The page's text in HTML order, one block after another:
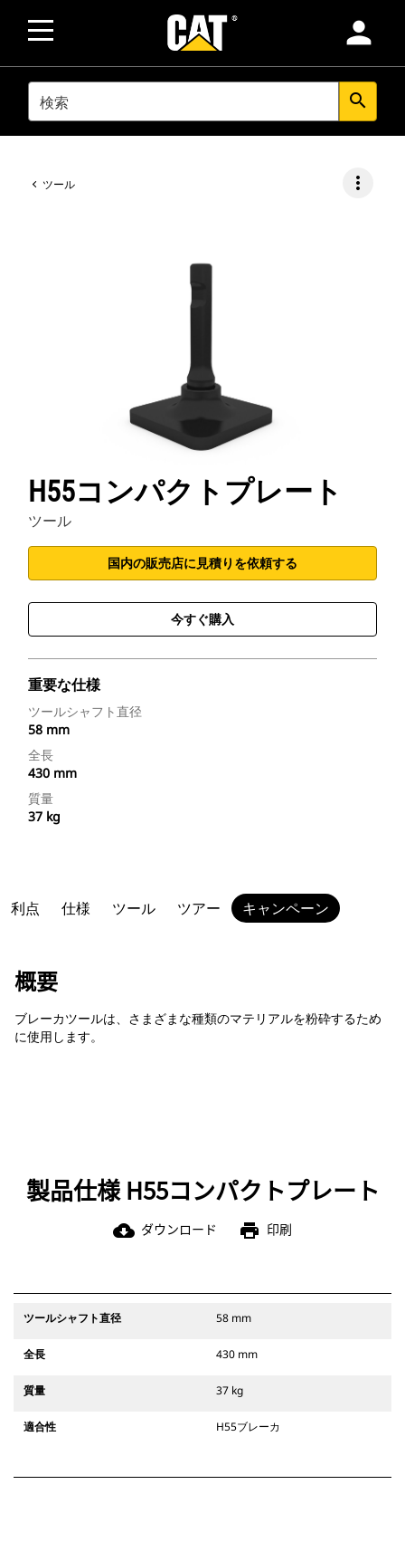
person
SEARCH search
ツール more_vert
H55コンパクトプレート
ツール
国内の販売店に見積りを依頼する
今すぐ購入
重要な仕様
ツールシャフト直径
58 mm
全長
430 mm
質量
37 kg
利点 仕様 ツール ツアー キャンペーン
概要
ブレーカツールは、さまざまな種類のマテリアルを粉砕するため
に使用します。
製品仕様 H55コンパクトプレート
cloud_download ダウンロード print 印刷
ツールシャフト直径 58 mm
全長 430 mm
質量 37 kg
適合性 H55ブレーカ